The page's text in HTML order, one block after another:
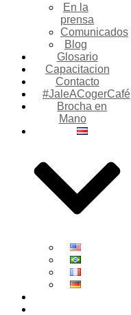
En la
prensa
Comunicados
Blog
Glosario
Capacitacion
Contacto
#JaleACogerCafé
Brocha en
Mano